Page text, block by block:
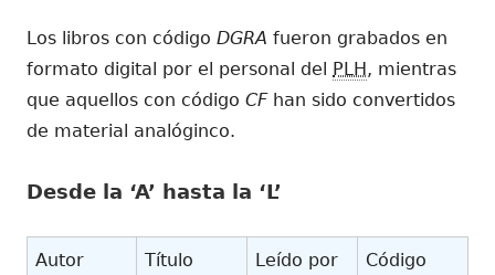
Los libros con código DGRA fueron grabados en
formato digital por el personal del PLH, mientras
que aquellos con código CFhan sido convertidos
de material analóginco.
Desde la ‘A’ hasta la ‘L’
Autor Título Leído por Código